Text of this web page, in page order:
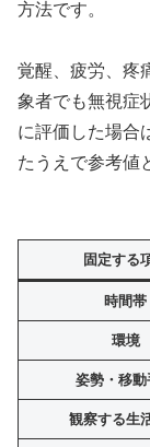
方法です。
覚醒、疲労、疼
象者でも無視症
に評価した場合
たうえで参考値
固定する
時間帯
環境
姿勢・移
観察する生